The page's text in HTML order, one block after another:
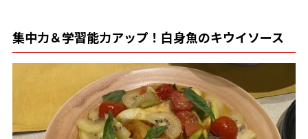
集中力＆学習能力アップ！白身魚のキウイソース